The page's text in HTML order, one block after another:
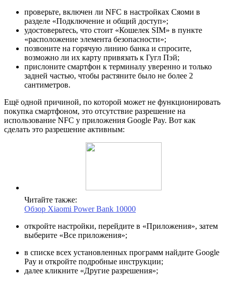
проверьте, включен ли NFC в настройках Сяоми в
разделе «Подключение и общий доступ»;
удостоверьтесь, что стоит «Кошелек SIM» в пункте
«расположение элемента безопасности»;
позвоните на горячую линию банка и спросите,
возможно ли их карту привязать к Гугл Пэй;
прислоните смартфон к терминалу уверенно и только
задней частью, чтобы растяните было не более 2
сантиметров.
Ещё одной причиной, по которой может не функционировать
покупка смартфоном, это отсутствие разрешение на
использование NFC у приложения Google Pay. Вот как
сделать это разрешение активным:
Читайте также:
Обзор Xiaomi Power Bank 10000
откройте настройки, перейдите в «Приложения», затем
выберите «Все приложения»;
в списке всех установленных программ найдите Google
Pay и откройте подробные инструкции;
далее кликните «Другие разрешения»;